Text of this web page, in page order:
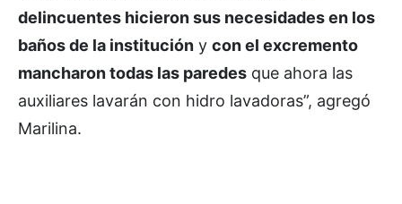
delincuentes hicieron sus necesidades en los
baños de la institución y con el excremento
mancharon todas las paredes que ahora las
auxiliares lavarán con hidro lavadoras”, agregó
Marilina.